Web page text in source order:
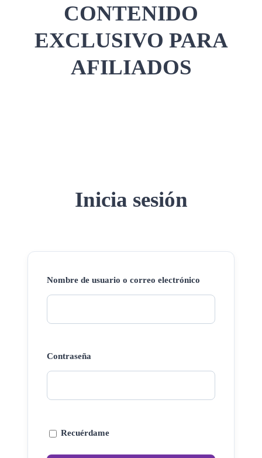
CONTENIDO
EXCLUSIVO PARA
AFILIADOS
Inicia sesión
Nombre de usuario o correo electrónico
Contraseña
Recuérdame